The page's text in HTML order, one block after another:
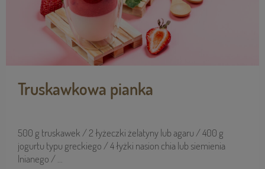
Truskawkowa pianka
500 g truskawek / 2 łyżeczki żelatyny lub agaru / 400 g
jogurtu typu greckiego / 4 łyżki nasion chia lub siemienia
lnianego / ...